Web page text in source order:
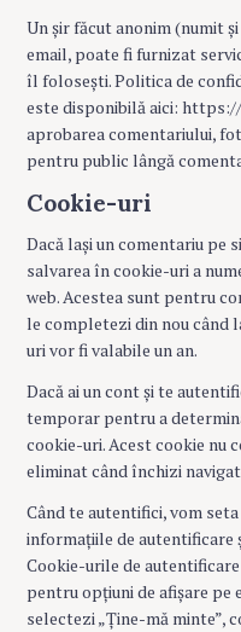
Un șir făcut anonim (numit
email, poate fi furnizat
îl folosești. Politica de
este disponibilă aici:
aprobarea comentariului,
pentru public lângă
Cookie-uri
Dacă lași un comentariu
salvarea în cookie-uri a
web. Acestea sunt pentru
le completezi din nou când
uri vor fi valabile un an.
Dacă ai un cont și te
temporar pentru a
cookie-uri. Acest cookie nu
eliminat când închizi
Când te autentifici, vom
informațiile de autentificare
Cookie-urile de
pentru opțiuni de afișare pe
selectezi „Ține-mă minte”,